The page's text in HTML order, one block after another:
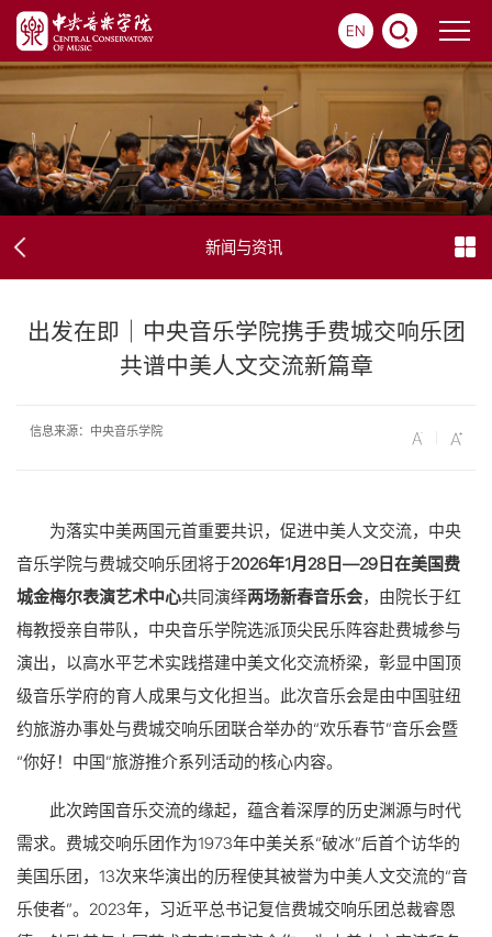
EN
新闻与资讯
出发在即｜中央音乐学院携手费城交响乐团
共谱中美人文交流新篇章
信息来源：中央音乐学院
为落实中美两国元首重要共识，促进中美人文交流，中央
音乐学院与费城交响乐团将于2026年1月28日—29日在美国费
城金梅尔表演艺术中心共同演绎两场新春音乐会，由院长于红
梅教授亲自带队，中央音乐学院选派顶尖民乐阵容赴费城参与
演出，以高水平艺术实践搭建中美文化交流桥梁，彰显中国顶
级音乐学府的育人成果与文化担当。此次音乐会是由中国驻纽
约旅游办事处与费城交响乐团联合举办的“欢乐春节”音乐会暨
“你好！中国”旅游推介系列活动的核心内容。
此次跨国音乐交流的缘起，蕴含着深厚的历史渊源与时代
需求。费城交响乐团作为1973年中美关系“破冰”后首个访华的
美国乐团，13次来华演出的历程使其被誉为中美人文交流的“音
乐使者”。2023年，习近平总书记复信费城交响乐团总裁睿恩